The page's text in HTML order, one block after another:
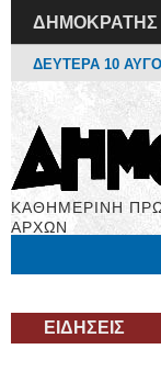
ΔΗΜΟΚΡΑΤΗΣ
ΔΕΥΤΕΡΑ 10
ΚΑΘΗΜΕΡΙΝΗ
ΑΡΧΩΝ
ΕΙΔΗΣΕΙΣ